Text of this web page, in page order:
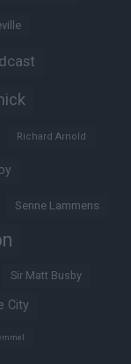
Richard Arnold
Senne Lammens
Sir Matt Busby
City